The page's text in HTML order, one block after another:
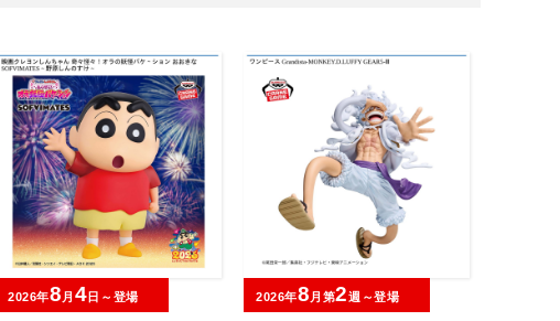
2026年8 月 4日～登場 2026年8 月第2週～登場